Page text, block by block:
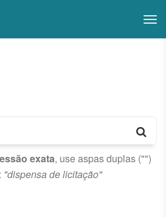
exata, use aspas duplas ("")
"dispensa de licitação"